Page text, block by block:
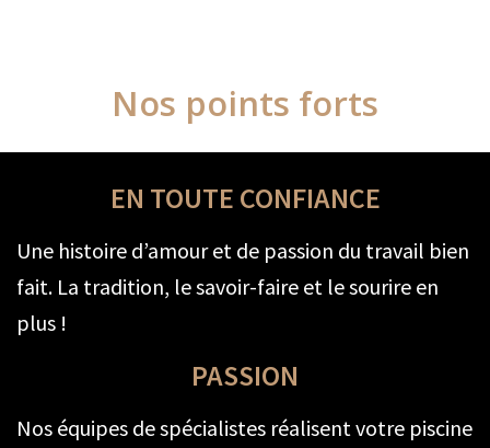
Nos points forts
EN TOUTE CONFIANCE
Une histoire d’amour et de passion du travail bien
fait. La tradition, le savoir-faire et le sourire en
plus !
PASSION
Nos équipes de spécialistes réalisent votre piscine